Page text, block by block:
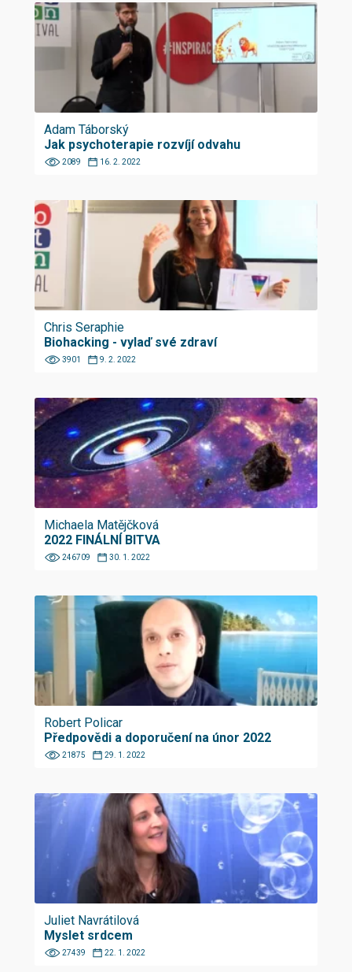
Adam Táborský
Jak psychoterapie rozvíjí odvahu
2089 16. 2. 2022
Chris Seraphie
Biohacking - vylaď své zdraví
3901 9. 2. 2022
Michaela Matějčková
2022 FINÁLNÍ BITVA
246709 30. 1. 2022
Robert Policar
Předpovědi a doporučení na únor 2022
21875 29. 1. 2022
Juliet Navrátilová
Myslet srdcem
27439 22. 1. 2022